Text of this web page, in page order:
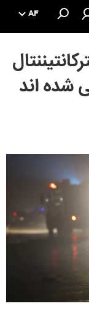
AF
شده اند